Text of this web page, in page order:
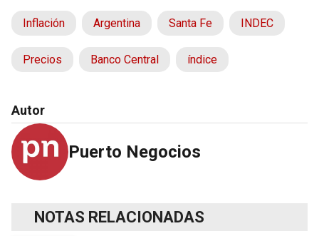
Inflación Argentina Santa Fe INDEC
Precios Banco Central índice
Autor
Puerto Negocios
NOTAS RELACIONADAS